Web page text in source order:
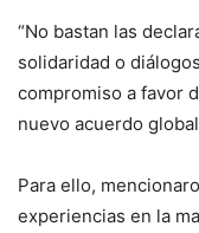
“No bastan las
solidaridad o
compromiso a favor
nuevo acuerdo
Para ello,
experiencias en la